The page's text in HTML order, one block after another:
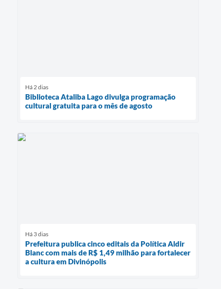
Há 2 dias
Biblioteca Ataliba Lago divulga programação
cultural gratuita para o mês de agosto
Há 3 dias
Prefeitura publica cinco editais da Política Aldir
Blanc com mais de R$ 1,49 milhão para fortalecer
a cultura em Divinópolis